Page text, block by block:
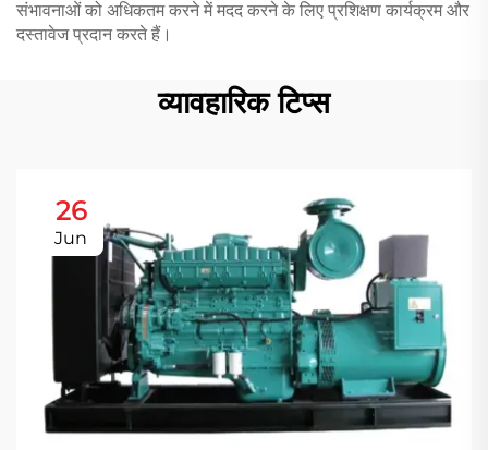
संभावनाओं को अधिकतम करने में मदद करने के लिए प्रशिक्षण कार्यक्रम और
दस्तावेज प्रदान करते हैं।
व्यावहारिक टिप्स
26
Jun